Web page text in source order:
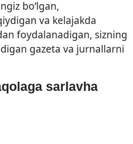
bo’lgan,
va kelajakda
foydalanadigan, sizning
gazeta va jurnallarni
sarlavha